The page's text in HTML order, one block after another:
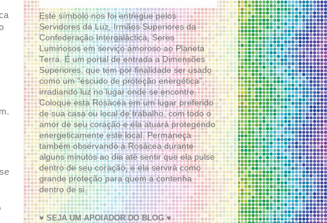
Este símbolo nos foi entregue pelos
Servidores da Luz, Irmãos Superiores da
Confederação Intergaláctica, Seres
Luminosos em serviço amoroso ao Planeta
Terra. É um portal de entrada a Dimensões
Superiores, que tem por finalidade ser usado
como um “escudo de proteção energética”,
irradiando luz no lugar onde se encontre.
Coloque esta Rosácea em um lugar preferido
de sua casa ou local de trabalho, com todo o
amor de seu coração e ela atuará protegendo
energeticamente este local. Permaneça
também observando a Rosácea durante
alguns minutos ao dia até sentir que ela pulse
dentro de seu coração, e ela servirá como
grande proteção para quem a contenha
dentro de si.
♥ SEJA UM APOIADOR DO BLOG ♥